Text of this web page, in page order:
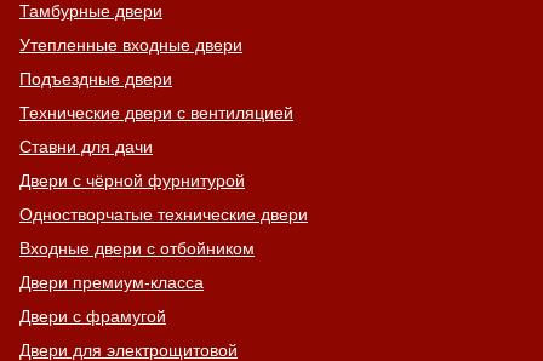
Тамбурные двери
Утепленные входные двери
Подъездные двери
Технические двери с вентиляцией
Ставни для дачи
Двери с чёрной фурнитурой
Одностворчатые технические двери
Входные двери с отбойником
Двери премиум-класса
Двери с фрамугой
Двери для электрощитовой